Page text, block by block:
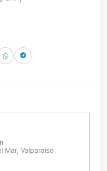
Mar, Valparaíso